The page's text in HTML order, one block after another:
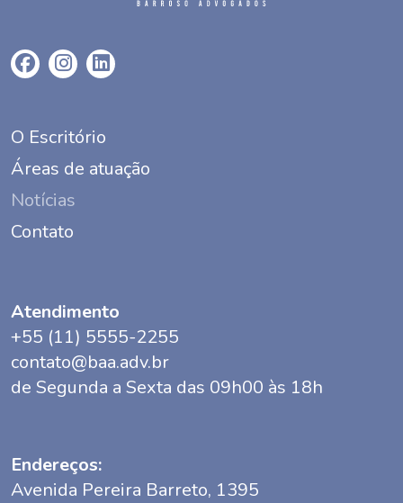
O Escritório
Áreas de atuação
Notícias
Contato
Atendimento
+55 (11) 5555-2255
contato@baa.adv.br
de Segunda a Sexta das 09h00 às 18h
Endereços:
Avenida Pereira Barreto, 1395